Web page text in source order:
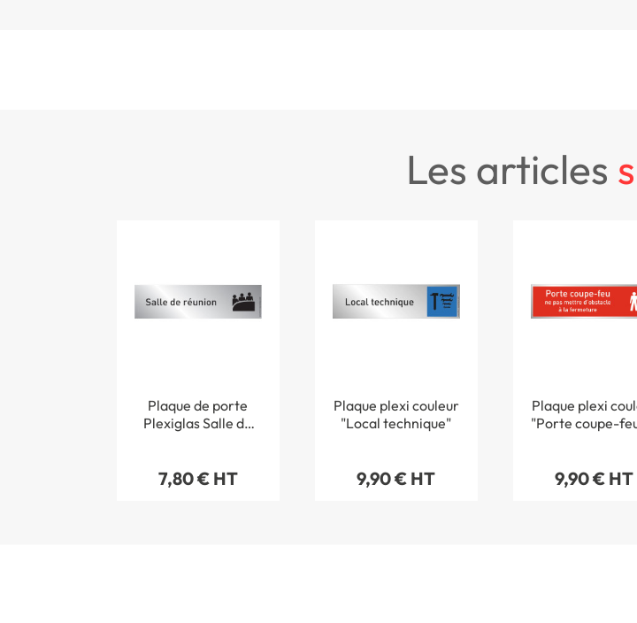
les articles
Plaque de porte
Plexiglas Salle de
7,80 € HT
Plaque plexi couleur
"Local technique"
9,90 € HT
Plaque plexi
"Porte coupe-feu
fermeture"
9,90 € HT